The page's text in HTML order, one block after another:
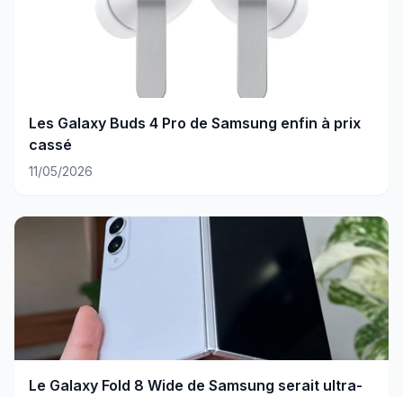
Les Galaxy Buds 4 Pro de Samsung enfin à prix
cassé
11/05/2026
Le Galaxy Fold 8 Wide de Samsung serait ultra-